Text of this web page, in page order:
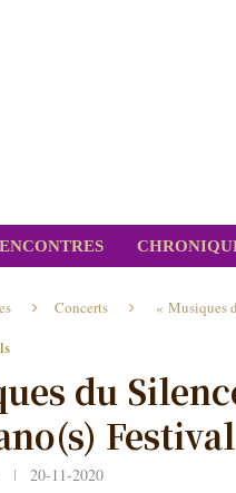
Concerts
« Musiques
du
Festival
20-11-2020